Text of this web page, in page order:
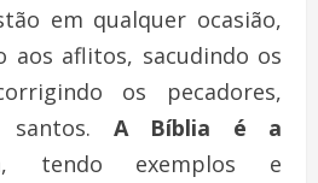
em qualquer ocasião,
aos aflitos, sacudindo os
os pecadores,
santos. A Bíblia é a
, tendo exemplos e